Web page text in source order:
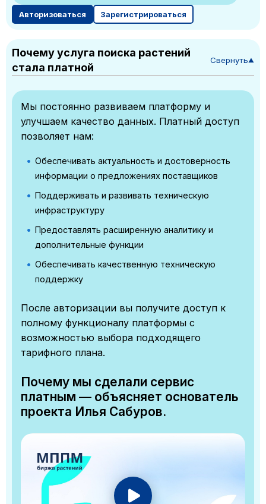
Авторизоваться Зарегистрироваться
Почему услуга поиска растений
стала платной
Свернуть▼
Мы постоянно развиваем платформу и
улучшаем качество данных. Платный доступ
позволяет нам:
Обеспечивать актуальность и достоверность
информации о предложениях поставщиков
Поддерживать и развивать техническую
инфраструктуру
Предоставлять расширенную аналитику и
дополнительные функции
Обеспечивать качественную техническую
поддержку
После авторизации вы получите доступ к
полному функционалу платформы с
возможностью выбора подходящего
тарифного плана.
Почему мы сделали сервис
платным — объясняет основатель
проекта Илья Сабуров.